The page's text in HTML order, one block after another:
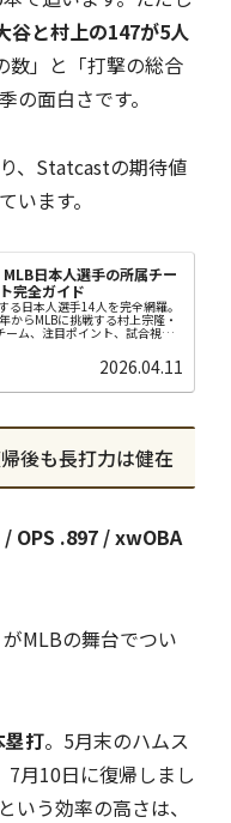
谷と村上の147が5人
数」と「打撃の総合
の面白さです。
、Statcastの期待値
います。
MLB日本人選手の所属チー
完全ガイド
る日本人選手14人を完全網羅。
からMLBに挑戦する村上宗隆・
ーム、注目ポイント、試合視聴
2026.04.11
後も長打力は健在
/ OPS .897 / xwOBA
MLBの舞台でつい
塁打。5月末のハムス
7月10日に復帰しまし
いう効率の高さは、